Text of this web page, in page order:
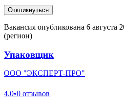
Откликнуться
Вакансия опубликована 6 августа
(регион)
Упаковщик
ООО "ЭКСПЕРТ-ПРО"
4.0•0 отзывов